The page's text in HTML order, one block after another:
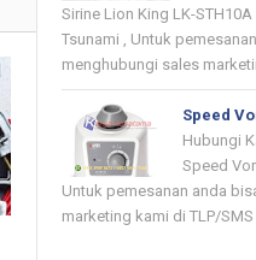
Sirine Lion King LK-
Tsunami , Untuk
menghubungi sales
Speed
Hubungi
Speed
Untuk pemesanan anda
marketing kami di TLP/SMS